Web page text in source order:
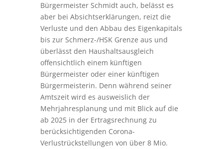
Bürgermeister Schmidt auch, belässt es
aber bei Absichtserklärungen, reizt die
Verluste und den Abbau des Eigenkapitals
bis zur Schmerz-/HSK Grenze aus und
überlässt den Haushaltsausgleich
offensichtlich einem künftigen
Bürgermeister oder einer künftigen
Bürgermeisterin. Denn während seiner
Amtszeit wird es ausweislich der
Mehrjahresplanung und mit Blick auf die
ab 2025 in der Ertragsrechnung zu
berücksichtigenden Corona-
Verlustrückstellungen von über 8 Mio.